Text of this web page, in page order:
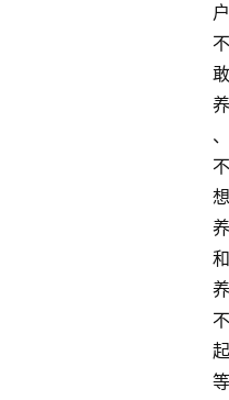
户
不
敢
养
、
不
想
养
和
养
不
起
等